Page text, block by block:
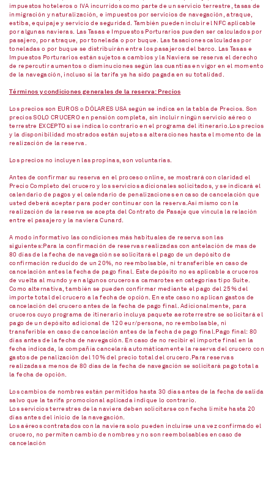
impuestos hoteleros o IVA incurridos como parte de un servicio terrestre, tasas de
inmigración y naturalización, e impuestos por servicios de navegación, atraque,
estiba, equipaje y servicio de seguridad. También pueden incluir el NFC aplicable
por algunas navieras. Las Tasas e Impuestos Porturarios pueden ser calculados por
pasajero, por atraque, por tonelada o por buque. Las tasaciones calculadas por
toneladas o por buque se distribuirán entre los pasajeros del barco. Las Tasas e
Impuestos Porturarios están sujetos a cambios y la Naviera se reserva el derecho
de repercutir aumentos o disminuciones según las cuantías en vigor en el momento
de la navegación, incluso si la tarifa ya ha sido pagada en su totalidad.
Términos y condiciones generales de la reserva: Precios
Los precios son EUROS o DÓLARES USA según se indica en la tabla de Precios. Son
precios SOLO CRUCERO en pensión completa, sin incluir ningún servicio aéreo o
terrestre EXCEPTO si se indica lo contrario en el programa del itinerario.Los precios
y la disponibilidad mostrados están sujetos a alteraciones hasta el momento de la
realización de la reserva.
Los precios no incluyen las propinas, son voluntarias.
Antes de confirmar su reserva en el proceso online, se mostrará con claridad el
Precio Completo del crucero y los servicios adicionales solicitados, y se indicará el
calendario de pagos y el calendario de penalizaciones en caso de cancelación que
usted deberá aceptar para poder continuar con la reserva.Así mismo con la
realización de la reserva se acepta del Contrato de Pasaje que vincula la relación
entre el pasajero y la naviera Cunard.
A modo informativo las condiciones más habituales de reserva son las
siguientes:Para la confirmación de reservas realizadas con antelación de mas de
80 días de la fecha de navegación se solicitará el pago de un depósito de
confirmación reducido de un 20%, no reembolsable, ni transferible en caso de
cancelación antes la fecha de pago final. Este depósito no es aplicable a cruceros
de vuelta al mundo y en algunos cruceros a camarotes en categorías tipo Suite.
Como alternativa, también se pueden confirmar mediante el pago del 25% del
importe total del crucero a la fecha de opción. En este caso no aplican gastos de
cancelación del crucero antes de la fecha de pago final. Adicionalmente, para
cruceros cuyo programa de itinerario incluya paquete aeroterrestre se solicitará el
pago de un depósito adicional de 120 eur/persona, no reembolsable, ni
transferible en caso de cancelación antes de la fecha de pago final.Pago final: 80
días antes de la fecha de navegación. En caso de no recibir el importe final en la
fecha indicada, la compañía cancelará automáticamente la reserva del crucero con
gastos de penalización del 10% del precio total del crucero.Para reservas
realizadas a menos de 80 días de la fecha de navegación se solicitará pago total a
la fecha de opción.
Los cambios de nombres están permitidos hasta 30 días antes de la fecha de salida
salvo que la tarifa promocional aplicada indique lo contrario.
Los servicios terrestres de la naviera deben solicitarse con fecha límite hasta 20
días antes del inicio de la navegación.
Los aéreos contratados con la naviera solo pueden incluirse una vez confirmado el
crucero, no permiten cambio de nombres y no son reembolsables en caso de
cancelación